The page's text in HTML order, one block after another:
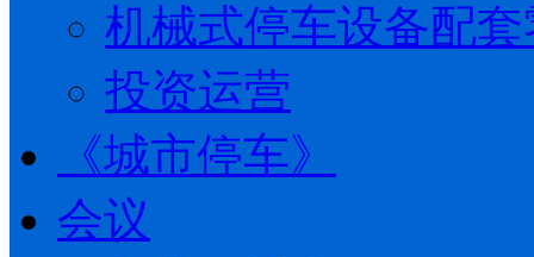
机械式停车设备配
投资运营
《城市停车》
会议